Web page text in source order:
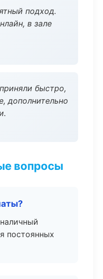
подход.
в зале
быстро,
дополнительно
вопросы
постоянных